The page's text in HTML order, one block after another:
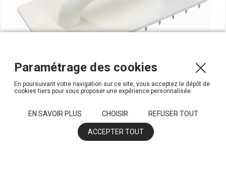
Taloche à pointes monobloc 27 x 13 cm
Taloche à pointes monobloc 27 x 13 cm
Paramétrage des cookies
En poursuivant votre navigation sur ce site, vous acceptez le dépôt de
cookies tiers pour vous proposer une expérience personnalisée.
EN SAVOIR PLUS CHOISIR REFUSER TOUT
ACCEPTER TOUT